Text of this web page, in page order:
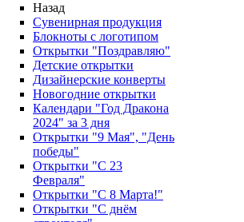
Назад
Сувенирная продукция
Блокноты с логотипом
Открытки "Поздравляю"
Детские открытки
Дизайнерские конверты
Новогодние открытки
Календари "Год Дракона
2024" за 3 дня
Открытки "9 Мая", "День
победы"
Открытки "С 23
Февраля"
Открытки "С 8 Марта!"
Открытки "С днём